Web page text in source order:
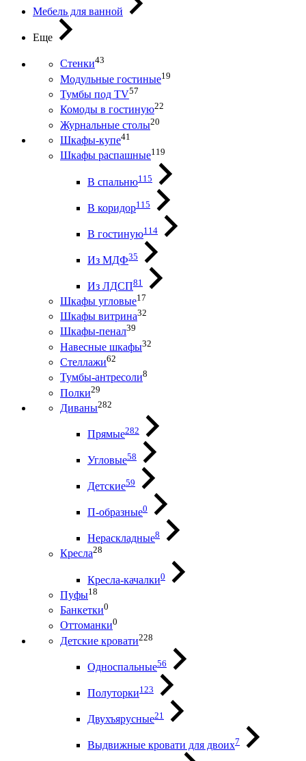
Мебель для ванной
Еще
Стенки43
Модульные гостиные19
Тумбы под ТV57
Комоды в гостиную22
Журнальные столы20
Шкафы-купе41
Шкафы распашные119
В спальню115
В коридор115
В гостиную114
Из МДФ35
Из ЛДСП81
Шкафы угловые17
Шкафы витрина32
Шкафы-пенал39
Навесные шкафы32
Стеллажи62
Тумбы-антресоли8
Полки29
Диваны282
Прямые282
Угловые58
Детские59
П-образные0
Нераскладные8
Кресла28
Кресла-качалки0
Пуфы18
Банкетки0
Оттоманки0
Детские кровати228
Односпальные56
Полуторки123
Двухъярусные21
Выдвижные кровати для двоих7